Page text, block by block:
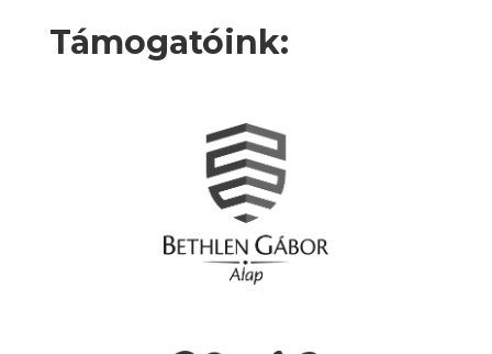
Támogatóink: